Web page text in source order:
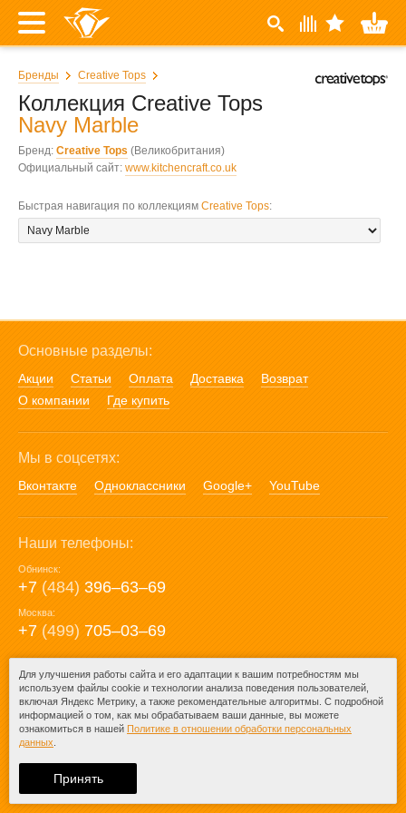
Бренды Creative Tops
Коллекция Creative Tops
Navy Marble
Бренд: Creative Tops (Великобритания)
Официальный сайт: www.kitchencraft.co.uk
Быстрая навигация по коллекциям Creative Tops:
Основные разделы:
Акции Статьи Оплата Доставка
Возврат
О компании
Где купить
Мы в соцсетях:
Вконтакте Одноклассники Google+ YouTube
Наши телефоны:
Обнинск:
+7 (484) 396‒63‒69
Москва:
+7 (499) 705‒03‒69
E-mail:
mail@posuda40.ru
При любом копировании информации
ссылка на
Для улучшения работы сайта и его адаптации к вашим потребностям мы
используем файлы cookie и технологии анализа поведения пользователей,
включая Яндекс Метрику, а также рекомендательные алгоритмы. С подробной
информацией о том, как мы обрабатываем ваши данные, вы можете
ознакомиться в нашей Политике в отношении обработки персональных
данных
Принять